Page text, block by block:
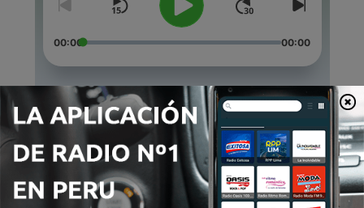
00:00 00:00
Episodios
3 - El universo.
10 jul. 2020
2 - Covid-19